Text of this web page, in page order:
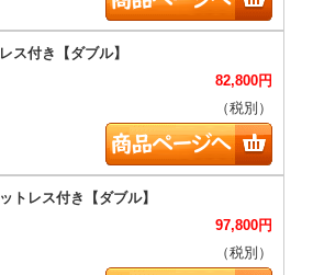
82,800円
（税別）
97,800円
（税別）